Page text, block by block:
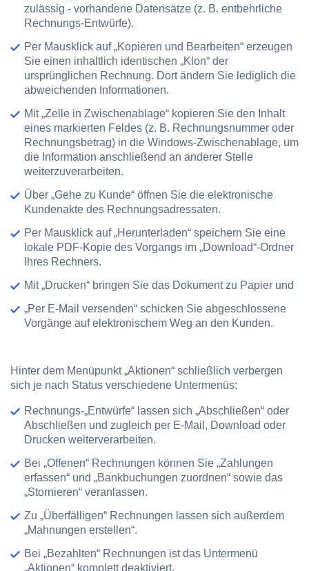
zulässig - vorhandene Datensätze (z. B. entbehrliche
Rechnungs-Entwürfe).
Per Mausklick auf„Kopieren und Bearbeiten“ erzeugen
Sie einen inhaltlich identischen „Klon“ der
ursprünglichen Rechnung. Dort ändern Sie lediglich die
abweichenden Informationen.
Mit„Zelle in Zwischenablage“ kopieren Sie den Inhalt
eines markierten Feldes (z. B. Rechnungsnummer oder
Rechnungsbetrag) in die Windows-Zwischenablage, um
die Information anschließend an anderer Stelle
weiterzuverarbeiten.
Über „Gehe zu Kunde“ öffnen Sie die elektronische
Kundenakte des Rechnungsadressaten.
Per Mausklick auf„Herunterladen“ speichern Sie eine
lokale PDF-Kopie des Vorgangs im „Download“-Ordner
Ihres Rechners.
Mit„Drucken“ bringen Sie das Dokument zu Papier und
„Per E-Mail versenden“ schicken Sie abgeschlossene
Vorgänge auf elektronischem Weg an den Kunden.
Hinter dem Menüpunkt„Aktionen“ schließlich verbergen
sich je nach Status verschiedene Untermenüs:
Rechnungs-„Entwürfe“ lassen sich „Abschließen“ oder
Abschließen und zugleich per E-Mail, Download oder
Drucken weiterverarbeiten.
Bei „Offenen“ Rechnungen können Sie „Zahlungen
erfassen“ und „Bankbuchungen zuordnen“ sowie das
„Stornieren“ veranlassen.
Zu „Überfälligen“ Rechnungen lassen sich außerdem
„Mahnungen erstellen“.
Bei „Bezahlten“ Rechnungen ist das Untermenü
„Aktionen“ komplett deaktiviert.